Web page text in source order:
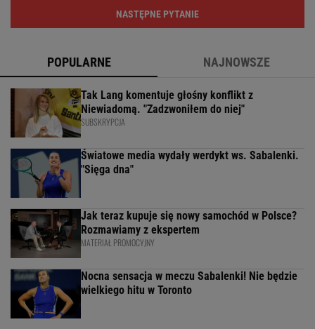
NASTĘPNE PYTANIE
POPULARNE NAJNOWSZE
Tak Lang komentuje głośny konflikt z
Niewiadomą. "Zadzwoniłem do niej"
SUBSKRYPCJA
Światowe media wydały werdykt ws. Sabalenki.
"Sięga dna"
Jak teraz kupuje się nowy samochód w Polsce?
Rozmawiamy z ekspertem
MATERIAŁ PROMOCYJNY
Nocna sensacja w meczu Sabalenki! Nie będzie
wielkiego hitu w Toronto